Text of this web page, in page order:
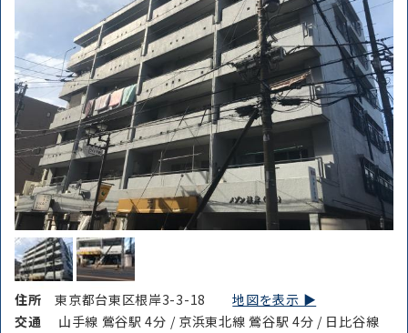
住所東京都台東区根岸3-3-18地図を表示 ▶︎
交通
山手線 鶯谷駅 4分 / 京浜東北線 鶯谷駅 4分 / 日比谷線